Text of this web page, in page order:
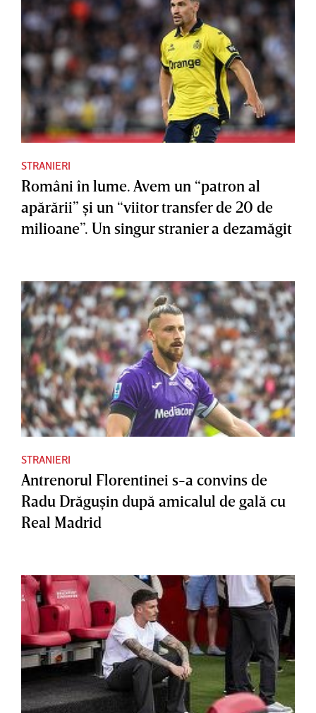
STRANIERI
Români în lume. Avem un “patron al
apărării” şi un “viitor transfer de 20 de
milioane”. Un singur stranier a dezamăgit
STRANIERI
Antrenorul Florentinei s-a convins de
Radu Drăguşin după amicalul de gală cu
Real Madrid